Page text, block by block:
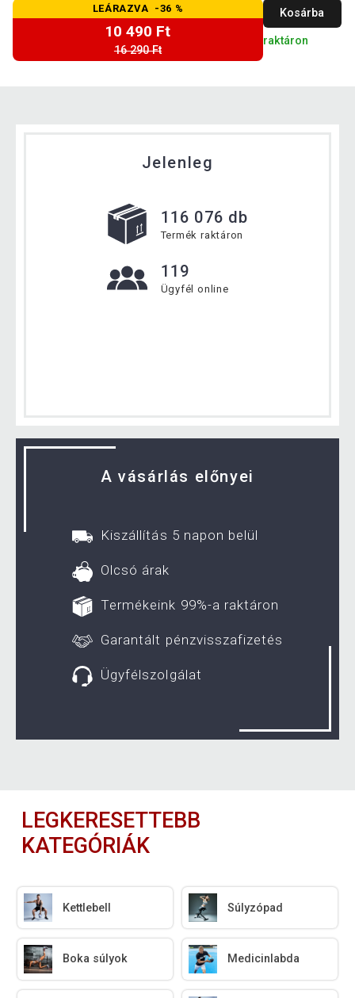
LEÁRAZVA -36 %
10 490 Ft
16 290 Ft
Kosárba
raktáron
Jelenleg
116 076 db
Termék raktáron
119
Ügyfél online
A vásárlás előnyei
Kiszállítás 5 napon belül
Olcsó árak
Termékeink 99%-a raktáron
Garantált pénzvisszafizetés
Ügyfélszolgálat
LEGKERESETTEBB
KATEGÓRIÁK
Kettlebell Súlyzópad
Boka súlyok Medicinlabda